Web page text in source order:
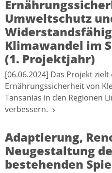
Umweltschutz
Klimawandel im
(1. Projektjahr)
[06.06.2024] Das Projekt
Ernährungssicherheit von
Tansanias in den Regionen
verbessern.
Adaptierung,
Neugestaltung
bestehenden